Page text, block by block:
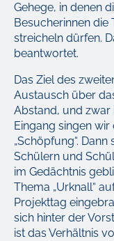
Gehege, in denen
Besucherinnen die
streicheln dürfen.
beantwortet.
Das Ziel des
Austausch über
Abstand, und zwar
Eingang singen
„Schöpfung“.
Schülern und
im Gedächtnis
Thema „Urknall“
Projekttag
sich hinter der
ist das Verhältnis